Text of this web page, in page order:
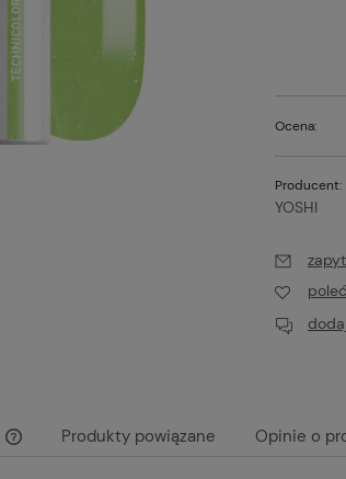
Excellent PRO Colors Limited
808 7g, lakier hybrydowy
Do
Ocena:
Producent:
YOSHI
Produkty powiązane Opinie o